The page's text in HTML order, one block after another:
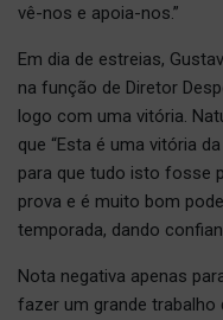
vê-nos e apoia-nos.”
Em dia de estreias,
na função de Diretor
logo com uma vitória.
que “Esta é uma vitória
para que tudo isto fosse
prova e é muito bom
temporada, dando
Nota negativa apenas
fazer um grande